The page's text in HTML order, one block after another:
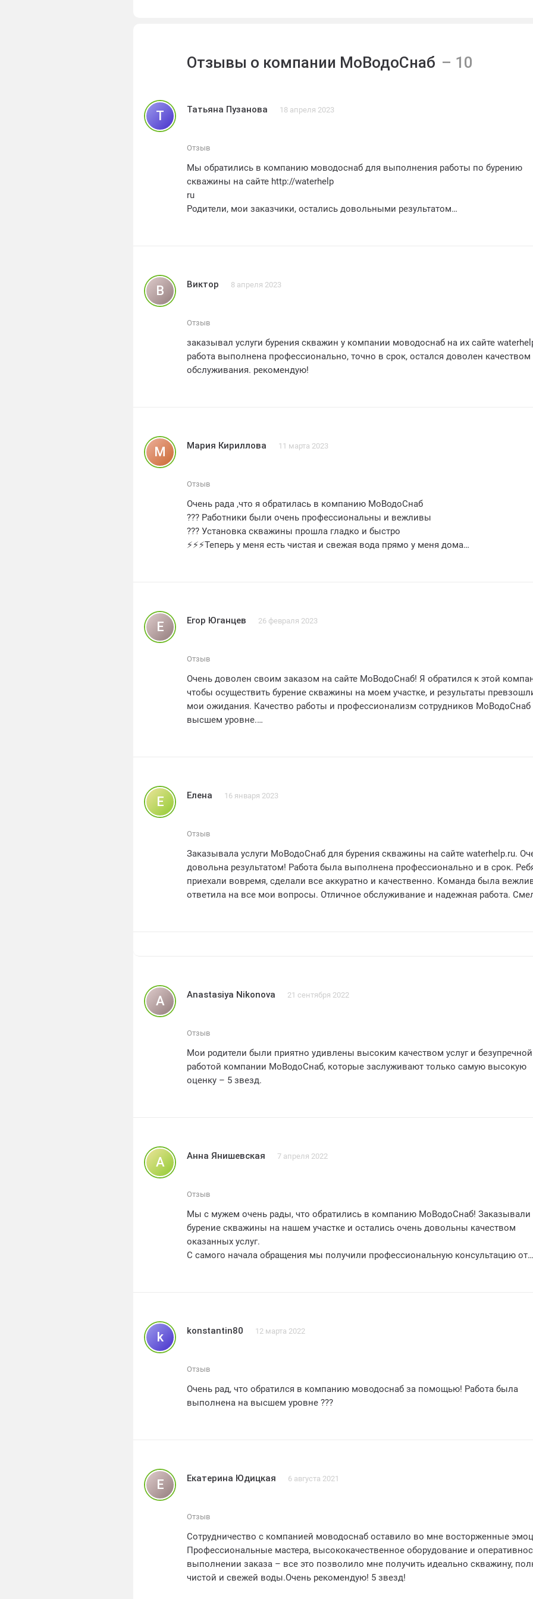
Отзывы о компании МоВодоСнаб
Т Татьяна Пузанова 18 апреля 2023
Отзыв
Мы обратились в компанию моводоснаб для выполнения работы по бурению
скважины на сайте http://waterhelp
ru
Родители, мои заказчики, остались довольными результатом
Они остались приятно удивлены отзывчивостью и профессионализмом
В итоге, родители получили надежный и эффективный источник воды для своего
Благодарим команду моводоснаб за качественное обслуживание и
всем, кто ищет надежную компанию для бурения скважин
В Виктор 8 апреля 2023
Отзыв
заказывал услуги бурения скважин у компании моводоснаб на их сайте
работа выполнена профессионально, точно в срок, остался доволен качеством
обслуживания. рекомендую!
М Мария Кириллова 11 марта 2023
Отзыв
Очень рада ,что я обратилась в компанию МоВодоСнаб
??? Работники были очень профессиональны и вежливы
??? Установка скважины прошла гладко и быстро
⚡️⚡️⚡️Теперь у меня есть чистая и свежая вода прямо у меня дома
Е Егор Юганцев 26 февраля 2023
Отзыв
Очень доволен своим заказом на сайте МоВодоСнаб! Я обратился к этой
чтобы осуществить бурение скважины на моем участке, и результаты
мои ожидания. Качество работы и профессионализм сотрудников МоВодоСнаб
высшем уровне.
Они ответили на все мои вопросы, объяснили каждый этап процесса и
Качество оборудования, использованного для бурения, также заслуживает
оборудование, что гарантирует эффективность и долговечность скважины.
Я очень благодарен МоВодоСнаб за их профессионализм, качество работы и
превосходное обслуживание. В результате заказа на их сайте, я получил
скважину, которая отвечает всем моим потребностям. Рекомендую эту
Е Елена 16 января 2023
Отзыв
Заказывала услуги МоВодоСнаб для бурения скважины на сайте waterhelp.ru.
довольна результатом! Работа была выполнена профессионально и в срок.
приехали вовремя, сделали все аккуратно и качественно. Команда была
ответила на все мои вопросы. Отличное обслуживание и надежная работа.
A Anastasiya Nikonova 21 сентября 2022
Отзыв
Мои родители были приятно удивлены высоким качеством услуг и безупречной
работой компании МоВодоСнаб, которые заслуживают только самую высокую
оценку – 5 звезд.
А Анна Янишевская 7 апреля 2022
Отзыв
Мы с мужем очень рады, что обратились в компанию МоВодоСнаб! Заказывали
бурение скважины на нашем участке и остались очень довольны качеством
оказанных услуг.
С самого начала обращения мы получили профессиональную консультацию от
высшем уровне!
Работы были выполнены в оговоренные сроки, без каких-либо задержек. Это
скорее.
Мы уверены, что выбрали правильную компанию для реализации наших
Заслуженные 5 звезд!
k konstantin80 12 марта 2022
Отзыв
Очень рад, что обратился в компанию моводоснаб за помощью! Работа была
выполнена на высшем уровне ???
Е Екатерина Юдицкая 6 августа 2021
Отзыв
Сотрудничество с компанией моводоснаб оставило во мне восторженные
Профессиональные мастера, высококачественное оборудование и
выполнении заказа – все это позволило мне получить идеально скважину,
чистой и свежей воды.Очень рекомендую! 5 звезд!